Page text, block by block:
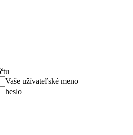
Vaše užívateľské meno
heslo